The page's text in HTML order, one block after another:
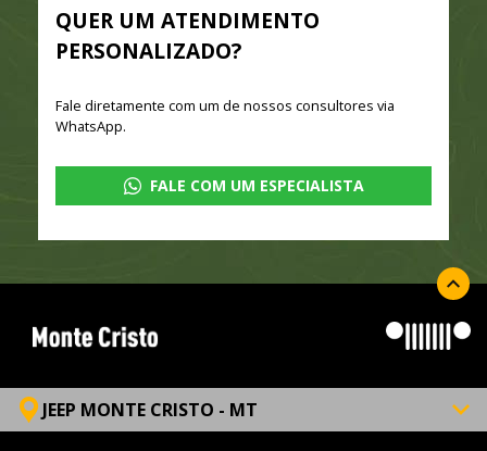
QUER UM ATENDIMENTO
PERSONALIZADO?
Fale diretamente com um de nossos consultores via
WhatsApp.
FALE COM UM ESPECIALISTA
JEEP MONTE CRISTO - MT